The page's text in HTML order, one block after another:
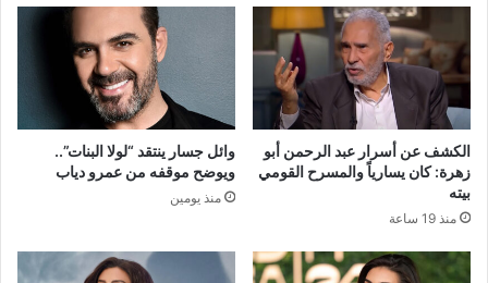
الكشف عن أسرار عبد الرحمن أبو
زهرة: كان يسارياً والمسرح القومي
بيته
منذ 19 ساعة
وائل جسار ينتقد “لولا البنات”..
ويوضح موقفه من عمرو دياب
منذ يومين